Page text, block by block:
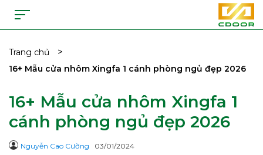
Trang chủ >
16+ Mẫu cửa nhôm Xingfa 1 cánh phòng ngủ đẹp 2026
16+ Mẫu cửa nhôm Xingfa 1
cánh phòng ngủ đẹp 2026
Nguyễn Cao Cường
03/01/2024